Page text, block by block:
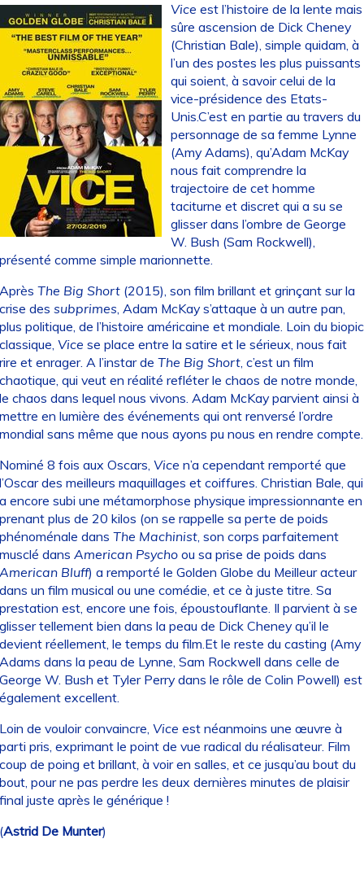
Viceest l’histoire de la lente mais
sûre ascension de Dick Cheney
(Christian Bale), simple quidam, à
l’un des postes les plus puissants
qui soient, à savoir celui de la
vice-présidence des Etats-
Unis.C’est en partie au travers du
personnage de sa femme Lynne
(Amy Adams), qu’Adam McKay
nous fait comprendre la
trajectoire de cet homme
taciturne et discret qui a su se
glisser dans l’ombre de George
W. Bush (Sam Rockwell),
comme simple marionnette.
The Big Short (2015), son film brillant et grinçant sur la
des subprimes, Adam McKay s’attaque à un autre pan,
politique, de l’histoire américaine et mondiale. Loin du biopic
Vice se place entre la satire et le sérieux, nous fait
et enrager. A l’instar de The Big Short, c’est un film
qui veut en réalité refléter le chaos de notre monde,
chaos dans lequel nous vivons. Adam McKay parvient ainsi à
en lumière des événements qui ont renversé l’ordre
sans même que nous ayons pu nous en rendre compte.
8 fois aux Oscars, Vice n’a cependant remporté que
des meilleurs maquillages et coiffures. Christian Bale, qui
encore subi une métamorphose physique impressionnante en
plus de 20 kilos (on se rappelle sa perte de poids
dans The Machinist, son corps parfaitement
dans American Psychoou sa prise de poids dans
Bluff) a remporté le Golden Globe du Meilleur acteur
un film musical ou une comédie, et ce à juste titre. Sa
est, encore une fois, époustouflante. Il parvient à se
tellement bien dans la peau de Dick Cheney qu’il le
réellement, le temps du film.Et le reste du casting (Amy
dans la peau de Lynne, Sam Rockwell dans celle de
W. Bush et Tyler Perry dans le rôle de Colin Powell) est
excellent.
de vouloir convaincre, Vice est néanmoins une œuvre à
pris, exprimant le point de vue radical du réalisateur. Film
de poing et brillant, à voir en salles, et ce jusqu’au bout du
pour ne pas perdre les deux dernières minutes de plaisir
juste après le générique !
Astrid De Munter)